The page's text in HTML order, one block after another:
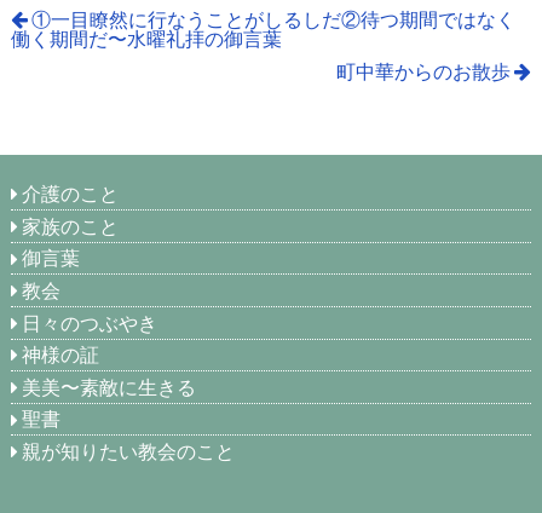
①一目瞭然に行なうことがしるしだ②待つ期間ではなく
働く期間だ〜水曜礼拝の御言葉
町中華からのお散歩
介護のこと
家族のこと
御言葉
教会
日々のつぶやき
神様の証
美美〜素敵に生きる
聖書
親が知りたい教会のこと